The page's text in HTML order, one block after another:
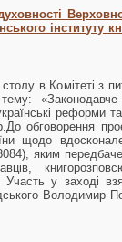
інституту
в Комітеті з
«Законодавче
реформи
обговорення
щодо
яким
Участь у заході
Володимир